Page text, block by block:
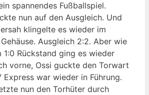
spannendes Fußballspiel.
nun auf den Ausgleich. Und
klingelte es wieder im
Ausgleich 2:2. Aber wie
1:0 Rückstand ging es wieder
vorne, Ossi guckte den Torwart
Express war wieder in Führung.
nun den Torhüter durch